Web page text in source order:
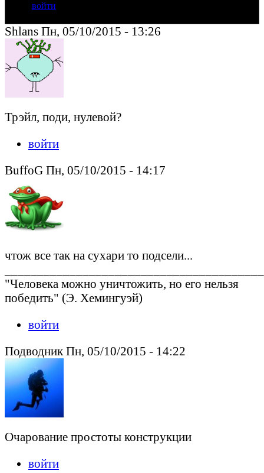
войти
Shlans Пн, 05/10/2015 - 13:26
Трэйл, поди, нулевой?
войти
BuffoG Пн, 05/10/2015 - 14:17
чтож все так на сухари то подсели...
"Человека можно уничтожить, но его нельзя
победить" (Э. Хемингуэй)
войти
Подводник Пн, 05/10/2015 - 14:22
Очарование простоты конструкции
войти